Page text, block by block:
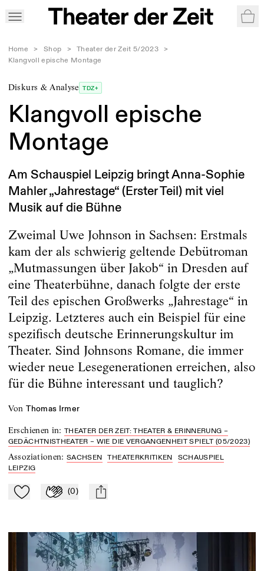
Home > Shop > Theater der Zeit 5/2023
>
Klangvoll epische Montage
Diskurs & Analyse TDZ+
Klangvoll epische
Montage
Am Schauspiel Leipzig bringt Anna-Sophie
Mahler „Jahrestage“ (Erster Teil) mit viel
Musik auf die Bühne
Zweimal Uwe Johnson in Sachsen: Erstmals
kam der als schwierig geltende Debütroman
„Mutmassungen über Jakob“ in Dresden auf
eine Theaterbühne, danach folgte der erste
Teil des epischen Großwerks „Jahrestage“ in
Leipzig. Letzteres auch ein Beispiel für eine
spezifisch deutsche Erinnerungskultur im
Theater. Sind Johnsons Romane, die immer
wieder neue Lesegenerationen erreichen, also
für die Bühne interessant und tauglich?
von Thomas Irmer
Erschienen in:THEATER DER ZEIT: THEATER & ERINNERUNG –
GEDÄCHTNISTHEATER – WIE DIE VERGANGENHEIT SPIELT (05/2023)
Assoziationen:SACHSEN THEATERKRITIKEN
SCHAUSPIEL
LEIPZIG
Zu Mein-TdZ hinzufügen
Applaudieren
(0) mail